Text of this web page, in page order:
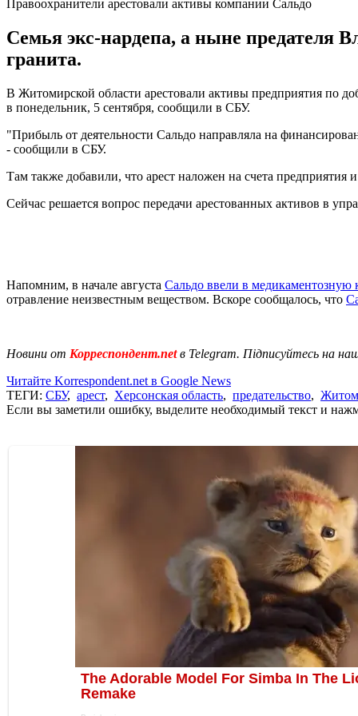
Правоохранители арестовали активы компании Сальдо
Семья экс-нардепа, а ныне предателя
гранита.
В Житомирской области арестовали активы предприятия по
в понедельник, 5 сентября, сообщили в СБУ.
"Прибыль от деятельности Сальдо направляла на
- сообщили в СБУ.
Там также добавили, что арест наложен на счета
Сейчас решается вопрос передачи арестованных активов в
Напомним, в начале августа Сальдо ввели в медикаментозную
отравление неизвестным веществом. Вскоре сообщалось, что
Новини от Корреспондент.netв Telegram. Підписуйтесь на
Читайте Korrespondent.net в Google News
ТЕГИ: СБУ, арест, Херсонская область, предательство,
Если вы заметили ошибку, выделите необходимый текст и